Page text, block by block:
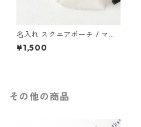
名入れ スクエアポーチ / マル
チポーチ コスメポーチ 化粧ポ
ーチ 名前入り
¥1,500
その他の商品